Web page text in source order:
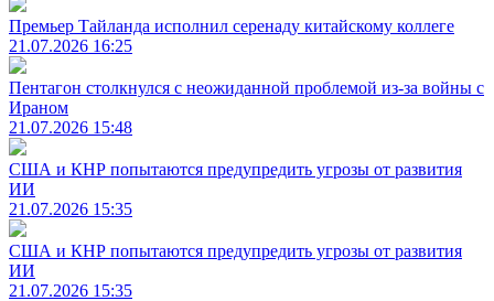
Премьер Тайланда исполнил серенаду китайскому коллеге
21.07.2026 16:25
Пентагон столкнулся с неожиданной проблемой из-за войны с
Ираном
21.07.2026 15:48
США и КНР попытаются предупредить угрозы от развития
ИИ
21.07.2026 15:35
США и КНР попытаются предупредить угрозы от развития
ИИ
21.07.2026 15:35